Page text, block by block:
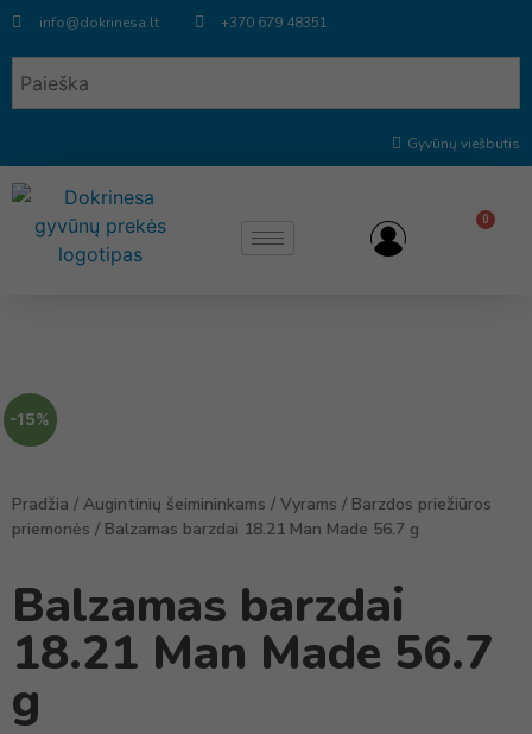
info@dokrinesa.lt +370 679 48351
Gyvūnų viešbutis
0
-15%
Pradžia / Augintinių šeimininkams / Vyrams / Barzdos priežiūros
priemonės / Balzamas barzdai 18.21 Man Made 56.7 g
Balzamas barzdai
18.21 Man Made 56.7
g